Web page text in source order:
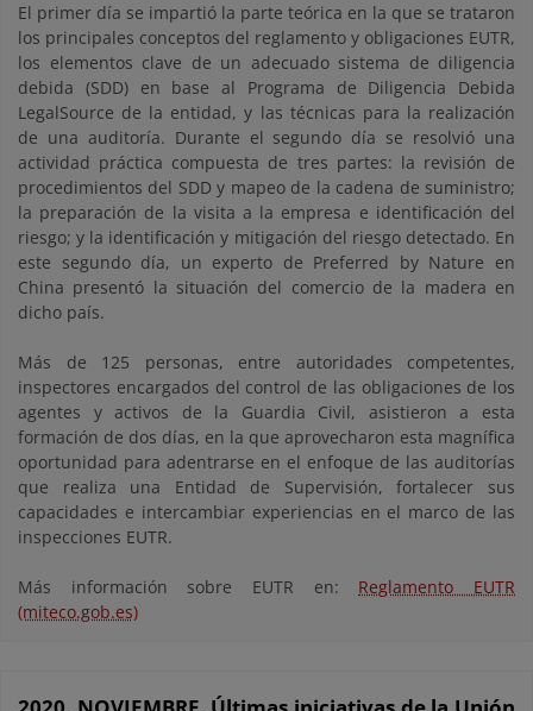
El primer día se impartió la parte teórica en la que se trataron
los principales conceptos del reglamento y obligaciones EUTR,
los elementos clave de un adecuado sistema de diligencia
debida (SDD) en base al Programa de Diligencia Debida
LegalSource de la entidad, y las técnicas para la realización
de una auditoría. Durante el segundo día se resolvió una
actividad práctica compuesta de tres partes: la revisión de
procedimientos del SDD y mapeo de la cadena de suministro;
la preparación de la visita a la empresa e identificación del
riesgo; y la identificación y mitigación del riesgo detectado. En
este segundo día, un experto de Preferred by Nature en
China presentó la situación del comercio de la madera en
dicho país.
Más de 125 personas, entre autoridades competentes,
inspectores encargados del control de las obligaciones de los
agentes y activos de la Guardia Civil, asistieron a esta
formación de dos días, en la que aprovecharon esta magnífica
oportunidad para adentrarse en el enfoque de las auditorías
que realiza una Entidad de Supervisión, fortalecer sus
capacidades e intercambiar experiencias en el marco de las
inspecciones EUTR.
Más información sobre EUTR en: Reglamento EUTR
(miteco.gob.es)